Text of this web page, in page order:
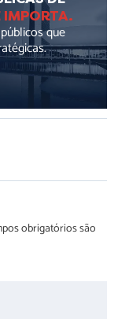
IMPORTA.
que
obrigatórios são